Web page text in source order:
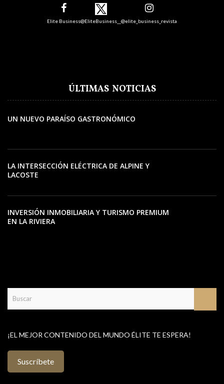
Elite Business@EliteBusiness__ @elite_business_revista
ÚLTIMAS NOTICIAS
UN NUEVO PARAÍSO GASTRONÓMICO
LA INTERSECCIÓN ELÉCTRICA DE ALPINE Y
LACOSTE
INVERSIÓN INMOBILIARIA Y TURISMO PREMIUM
EN LA RIVIERA
¡EL MEJOR CONTENIDO DEL MUNDO ÉLITE TE ESPERA!
Suscríbete